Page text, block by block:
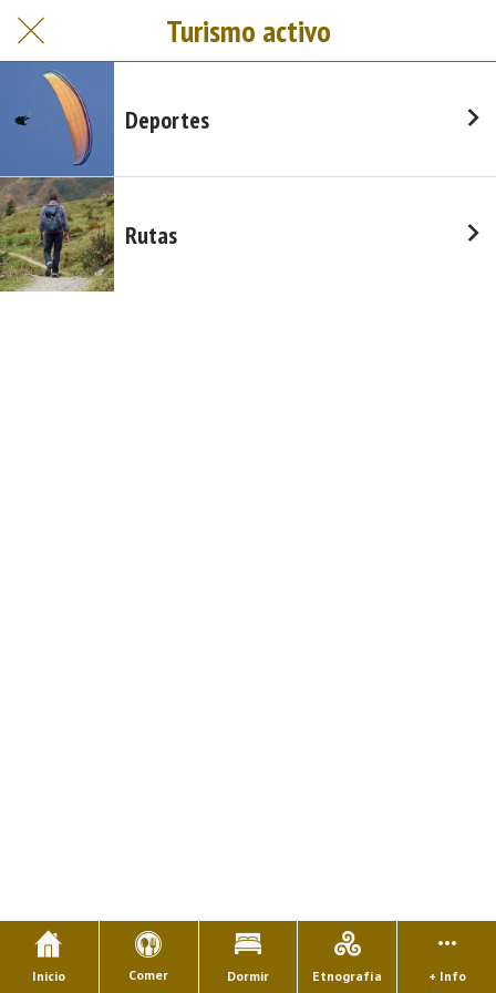
Turismo activo
Deportes
Rutas
Inicio Comer Dormir Etnografía + Info